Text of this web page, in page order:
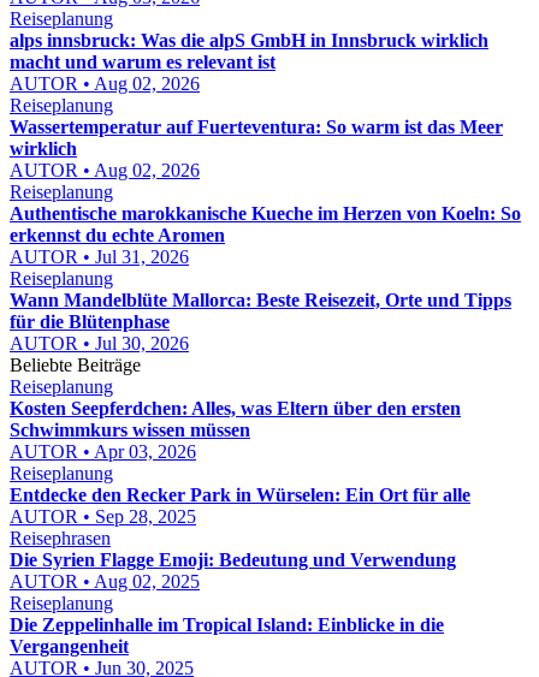
Reiseplanung
alps innsbruck: Was die alpS GmbH in Innsbruck wirklich
macht und warum es relevant ist
AUTOR • Aug 02, 2026
Reiseplanung
Wassertemperatur auf Fuerteventura: So warm ist das Meer
wirklich
AUTOR • Aug 02, 2026
Reiseplanung
Authentische marokkanische Kueche im Herzen von Koeln: So
erkennst du echte Aromen
AUTOR • Jul 31, 2026
Reiseplanung
Wann Mandelblüte Mallorca: Beste Reisezeit, Orte und Tipps
für die Blütenphase
AUTOR • Jul 30, 2026
Beliebte Beiträge
Reiseplanung
Kosten Seepferdchen: Alles, was Eltern über den ersten
Schwimmkurs wissen müssen
AUTOR • Apr 03, 2026
Reiseplanung
Entdecke den Recker Park in Würselen: Ein Ort für alle
AUTOR • Sep 28, 2025
Reisephrasen
Die Syrien Flagge Emoji: Bedeutung und Verwendung
AUTOR • Aug 02, 2025
Reiseplanung
Die Zeppelinhalle im Tropical Island: Einblicke in die
Vergangenheit
AUTOR • Jun 30, 2025